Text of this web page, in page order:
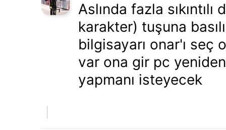
Aslında fazla
karakter) tuşuna
bilgisayarı onar'ı seç
var ona gir pc
yapmanı isteyecek